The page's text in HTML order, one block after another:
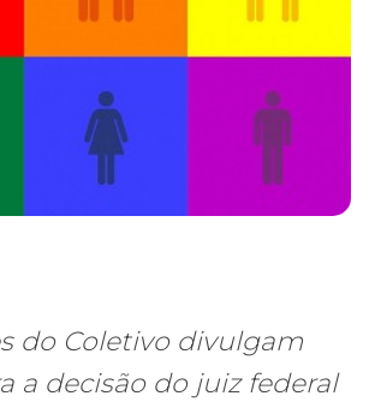
do Coletivo divulgam
a decisão do juiz federal